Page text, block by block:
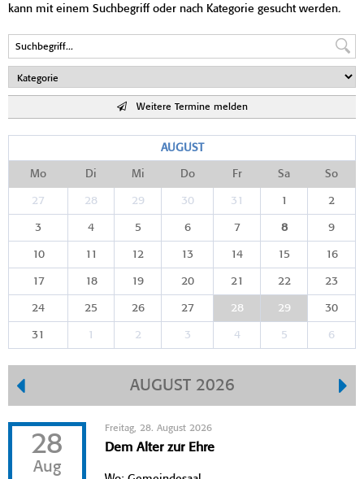
kann mit einem Suchbegriff oder nach Kategorie gesucht werden.
Weitere Termine melden
AUGUST
Mo Di Mi Do Fr Sa So
27 28 29 30 31 1 2
3 4 5 6 7 8 9
10 11 12 13 14 15 16
17 18 19 20 21 22 23
24 25 26 27 28 29 30
31 1 2 3 4 5 6
AUGUST 2026
28
Aug
Freitag, 28. August 2026
Dem Alter zur Ehre